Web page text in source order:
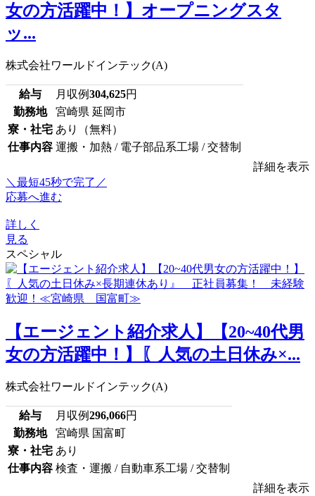
女の方活躍中！】オープニングスタ
ッ...
株式会社ワールドインテック(A)
給与 月収例304,625円
勤務地
宮崎県 延岡市
寮・社宅 あり（無料）
仕事内容 運搬・加熱 / 電子部品系工場 / 交替制
詳細を表示
＼最短45秒で完了／
応募へ進む
詳しく
見る
スペシャル
【エージェント紹介求人】【20~40代男
女の方活躍中！】〖人気の土日休み×...
株式会社ワールドインテック(A)
給与 月収例296,066円
勤務地
宮崎県 国富町
寮・社宅 あり
仕事内容 検査・運搬 / 自動車系工場 / 交替制
詳細を表示